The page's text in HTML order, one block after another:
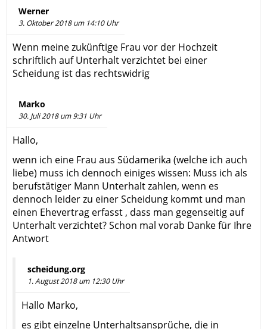
Werner
3. Oktober 2018 um 14:10 Uhr
Wenn meine zukünftige Frau vor der Hochzeit
schriftlich auf Unterhalt verzichtet bei einer
Scheidung ist das rechtswidrig
Marko
30. Juli 2018 um 9:31 Uhr
Hallo,
wenn ich eine Frau aus Südamerika (welche ich auch
liebe) muss ich dennoch einiges wissen: Muss ich als
berufstätiger Mann Unterhalt zahlen, wenn es
dennoch leider zu einer Scheidung kommt und man
einen Ehevertrag erfasst , dass man gegenseitig auf
Unterhalt verzichtet? Schon mal vorab Danke für Ihre
Antwort
scheidung.org
1. August 2018 um 12:30 Uhr
Hallo Marko,
es gibt einzelne Unterhaltsansprüche, die in